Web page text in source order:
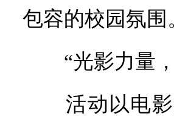
包容的校园氛围
“光影力量，
活动以电影